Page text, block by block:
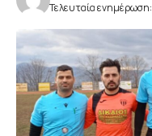
Τελευταία ενημέρωση: